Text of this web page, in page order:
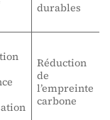
durables
Réduction
de
l’empreinte
carbone